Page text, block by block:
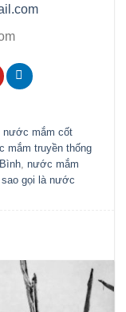
nước mắm cốt
mắm truyền thống
,nước mắm
gọi là nước